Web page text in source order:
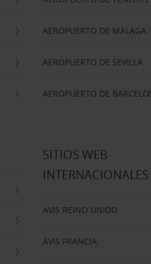
AEROPUERTO DE MÁLAGA
AEROPUERTO DE SEVILLA
AEROPUERTO DE
SITIOS WEB
INTERNACIONALES
AVIS REINO UNIDO
AVIS FRANCIA